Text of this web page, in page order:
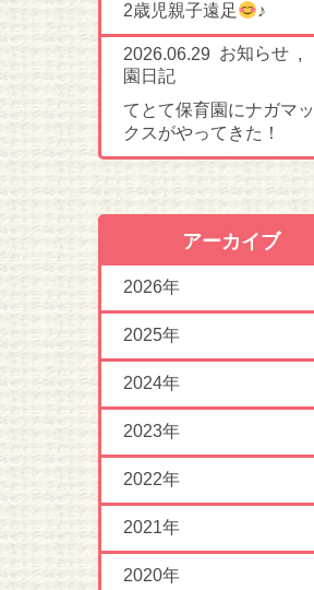
2歳児親子遠足
♪
2026.06.29 お知らせ ,
園日記
てとて保育園にナガマッ
クスがやってきた！
アーカイブ
2026年
2025年
2024年
2023年
2022年
2021年
2020年